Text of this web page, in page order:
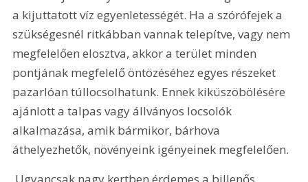
a kijuttatott víz egyenletességét. Ha a szórófejek a
szükségesnél ritkábban vannak telepítve, vagy nem
megfelelően elosztva, akkor a terület minden
pontjának megfelelő öntözéséhez egyes részeket
pazarlóan túllocsolhatunk. Ennek kiküszöbölésére
ajánlott a talpas vagy állványos locsolók
alkalmazása, amik bármikor, bárhova
áthelyezhetők, növényeink igényeinek megfelelően.